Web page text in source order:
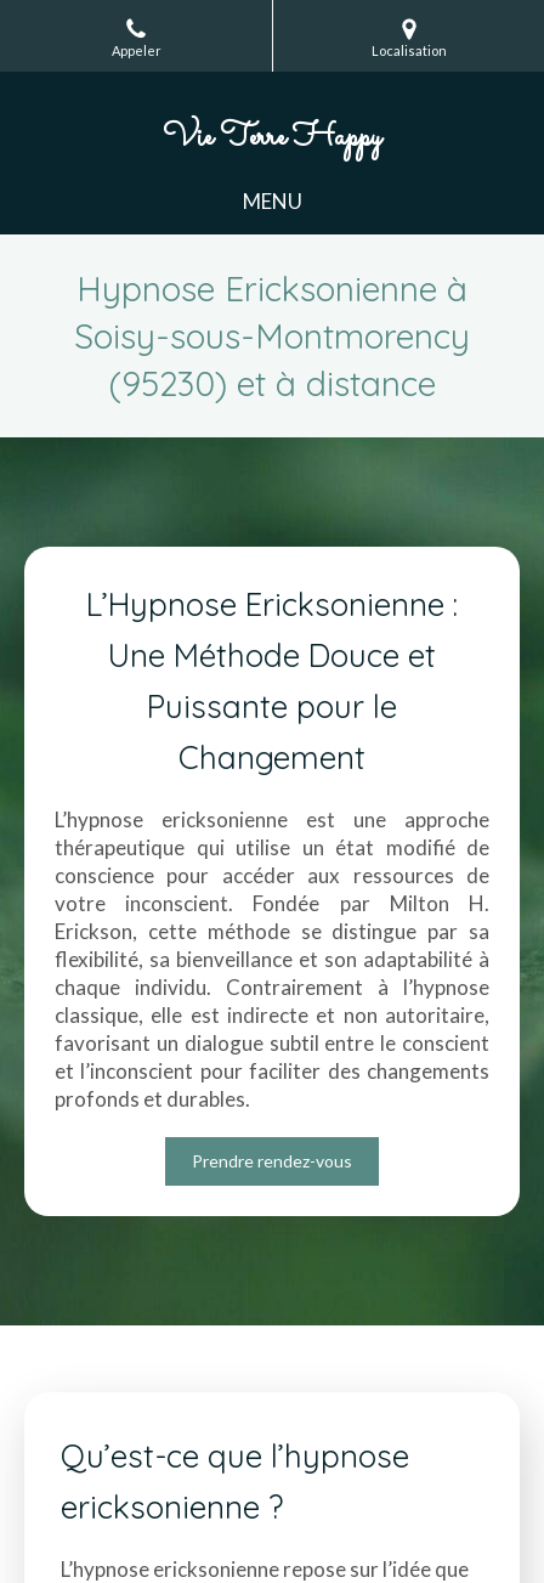
Appeler Localisation
Vie Terre Happy
MENU
Hypnose Ericksonienne à
Soisy-sous-Montmorency
(95230) et à distance
L’Hypnose Ericksonienne :
Une Méthode Douce et
Puissante pour le
Changement
L’hypnose ericksonienne est une approche
thérapeutique qui utilise un état modifié de
conscience pour accéder aux ressources de
votre inconscient. Fondée par Milton H.
Erickson, cette méthode se distingue par sa
flexibilité, sa bienveillance et son adaptabilité à
chaque individu. Contrairement à l’hypnose
classique, elle est indirecte et non autoritaire,
favorisant un dialogue subtil entre le conscient
et l’inconscient pour faciliter des changements
profonds et durables.
Prendre rendez-vous
Qu’est-ce que l’hypnose
ericksonienne ?
L’hypnose ericksonienne repose sur l’idée que